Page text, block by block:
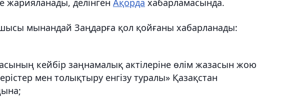
мынандай Заңдарға қол қойғаны хабарланады:
кейбір заңнамалық актілеріне өлім жазасын жою
мен толықтыру енгізу туралы» Қазақстан